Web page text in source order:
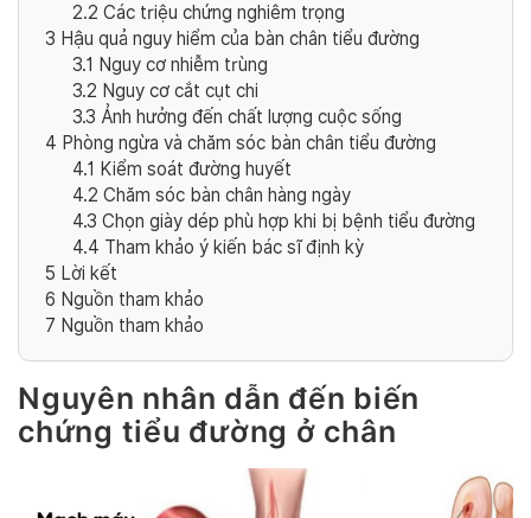
2.2 Các triệu chứng nghiêm trọng
3 Hậu quả nguy hiểm của bàn chân tiểu đường
3.1 Nguy cơ nhiễm trùng
3.2 Nguy cơ cắt cụt chi
3.3 Ảnh hưởng đến chất lượng cuộc sống
4 Phòng ngừa và chăm sóc bàn chân tiểu đường
4.1 Kiểm soát đường huyết
4.2 Chăm sóc bàn chân hàng ngày
4.3 Chọn giày dép phù hợp khi bị bệnh tiểu đường
4.4 Tham khảo ý kiến bác sĩ định kỳ
5 Lời kết
6 Nguồn tham khảo
7 Nguồn tham khảo
Nguyên nhân dẫn đến biến
chứng tiểu đường ở chân